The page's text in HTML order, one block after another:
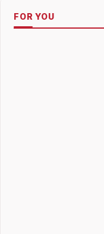
FOR YOU